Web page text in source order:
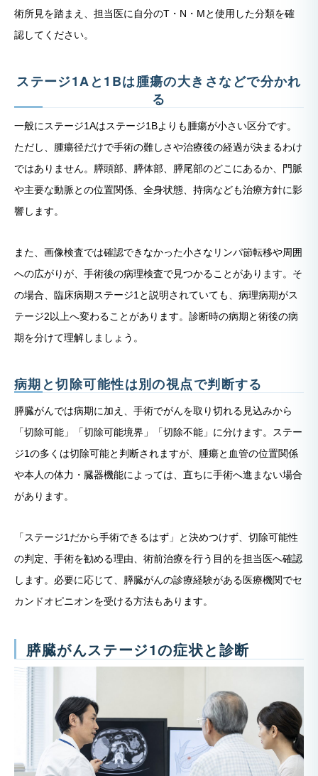
術所見を踏まえ、担当医に自分のT・N・Mと使用した分類を確
認してください。
ステージ1Aと1Bは腫瘍の大きさなどで分かれ
る
一般にステージ1Aはステージ1Bよりも腫瘍が小さい区分です。
ただし、腫瘍径だけで手術の難しさや治療後の経過が決まるわけ
ではありません。膵頭部、膵体部、膵尾部のどこにあるか、門脈
や主要な動脈との位置関係、全身状態、持病なども治療方針に影
響します。
また、画像検査では確認できなかった小さなリンパ節転移や周囲
への広がりが、手術後の病理検査で見つかることがあります。そ
の場合、臨床病期ステージ1と説明されていても、病理病期がス
テージ2以上へ変わることがあります。診断時の病期と術後の病
期を分けて理解しましょう。
病期と切除可能性は別の視点で判断する
膵臓がんでは病期に加え、手術でがんを取り切れる見込みから
「切除可能」「切除可能境界」「切除不能」に分けます。ステー
ジ1の多くは切除可能と判断されますが、腫瘍と血管の位置関係
や本人の体力・臓器機能によっては、直ちに手術へ進まない場合
があります。
「ステージ1だから手術できるはず」と決めつけず、切除可能性
の判定、手術を勧める理由、術前治療を行う目的を担当医へ確認
します。必要に応じて、膵臓がんの診療経験がある医療機関でセ
カンドオピニオンを受ける方法もあります。
膵臓がんステージ1の症状と診断